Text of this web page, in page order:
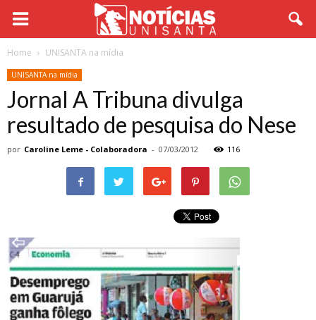
Home UNISANTA na mídia
UNISANTA na mídia
Jornal A Tribuna divulga
resultado de pesquisa do Nese
por Caroline Leme - Colaboradora - 07/03/2012 116